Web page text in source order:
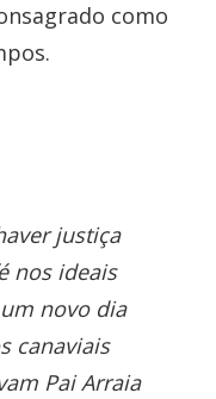
como
justiça
nos ideais
novo dia
canaviais
Pai Arraia